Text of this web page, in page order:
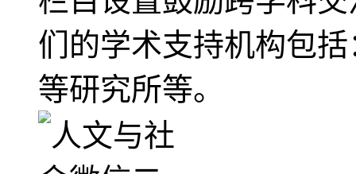
们的学术支持机构包
等研究所等。